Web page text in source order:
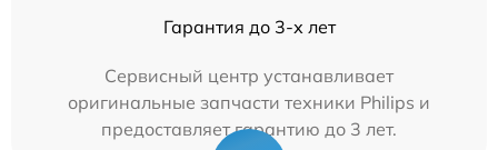
Гарантия до 3-х лет
Сервисный центр устанавливает
оригинальные запчасти техники Philips и
предоставляет гарантию до 3 лет.